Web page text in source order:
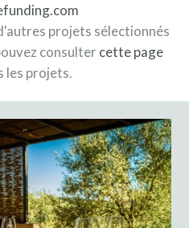
projets sélectionnés
consulter cette page
les projets.